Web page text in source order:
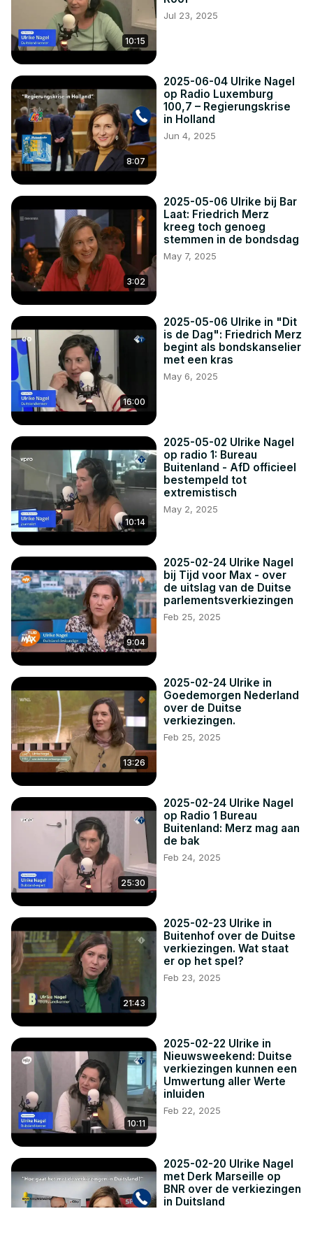
maar blijft ingewikkeld omdat de partij in sommige
deelstaten zeer groot is en democratisch gekozen wordt.
10:15
Jul 23, 2025
8:07
2025-06-04 Ulrike Nagel
op Radio Luxemburg
100,7 – Regierungskrise
in Holland
Jun 4, 2025
3:02
2025-05-06 Ulrike bij Bar
Laat: Friedrich Merz
kreeg toch genoeg
stemmen in de bondsdag
May 7, 2025
16:00
2025-05-06 Ulrike in "Dit
is de Dag": Friedrich Merz
begint als bondskanselier
met een kras
May 6, 2025
10:14
2025-05-02 Ulrike Nagel
op radio 1: Bureau
Buitenland - AfD officieel
bestempeld tot
extremistisch
May 2, 2025
9:04
2025-02-24 Ulrike Nagel
bij Tijd voor Max - over
de uitslag van de Duitse
parlementsverkiezingen
Feb 25, 2025
13:26
2025-02-24 Ulrike in
Goedemorgen Nederland
over de Duitse
verkiezingen.
Feb 25, 2025
25:30
2025-02-24 Ulrike Nagel
op Radio 1 Bureau
Buitenland: Merz mag aan
de bak
Feb 24, 2025
21:43
2025-02-23 Ulrike in
Buitenhof over de Duitse
verkiezingen. Wat staat
er op het spel?
Feb 23, 2025
10:11
2025-02-22 Ulrike in
Nieuwsweekend: Duitse
verkiezingen kunnen een
Umwertung aller Werte
inluiden
Feb 22, 2025
2025-02-20 Ulrike Nagel
met Derk Marseille op
BNR over de verkiezingen
in Duitsland